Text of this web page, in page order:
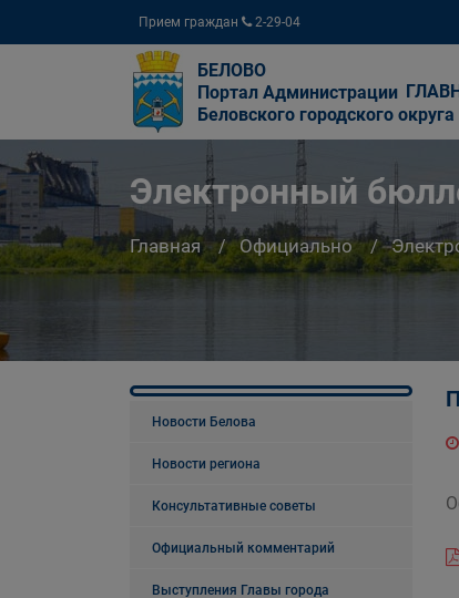
Прием граждан 2-29-04
БЕЛОВО
Портал Администрации
Беловского городского округа
Электронный
Главная Официально
Новости Белова
Новости региона
Консультативные советы
Официальный комментарий
Выступления Главы города